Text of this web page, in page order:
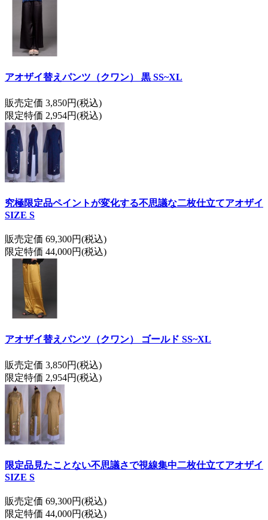
アオザイ替えパンツ（クワン） 黒 SS~XL
販売定価 3,850円(税込)
限定特価 2,954円(税込)
究極限定品ペイントが変化する不思議な二枚仕立てアオザイ
SIZE S
販売定価 69,300円(税込)
限定特価 44,000円(税込)
アオザイ替えパンツ（クワン） ゴールド SS~XL
販売定価 3,850円(税込)
限定特価 2,954円(税込)
限定品見たことない不思議さで視線集中二枚仕立てアオザイ
SIZE S
販売定価 69,300円(税込)
限定特価 44,000円(税込)